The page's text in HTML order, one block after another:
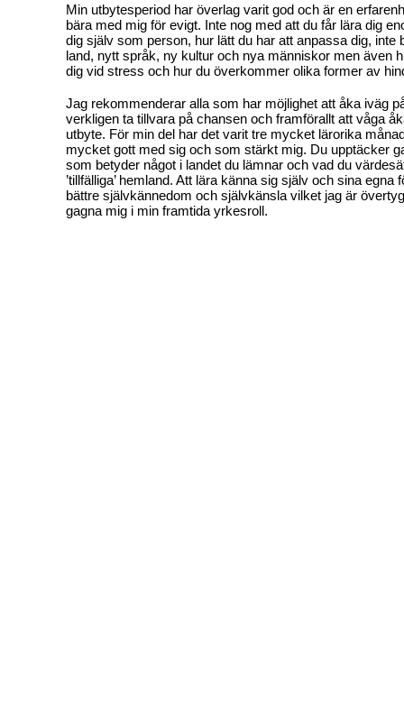
Min utbytesperiod har överlag varit god och är en
bära med mig för evigt. Inte nog med att du får lära dig
dig själv som person, hur lätt du har att anpassa dig, inte
land, nytt språk, ny kultur och nya människor men även
dig vid stress och hur du överkommer olika former av
Jag rekommenderar alla som har möjlighet att åka iväg
verkligen ta tillvara på chansen och framförallt att våga
utbyte. För min del har det varit tre mycket lärorika
mycket gott med sig och som stärkt mig. Du upptäcker
som betyder något i landet du lämnar och vad du
’tillfälliga’ hemland. Att lära känna sig själv och sina egna
bättre självkännedom och självkänsla vilket jag är
gagna mig i min framtida yrkesroll.